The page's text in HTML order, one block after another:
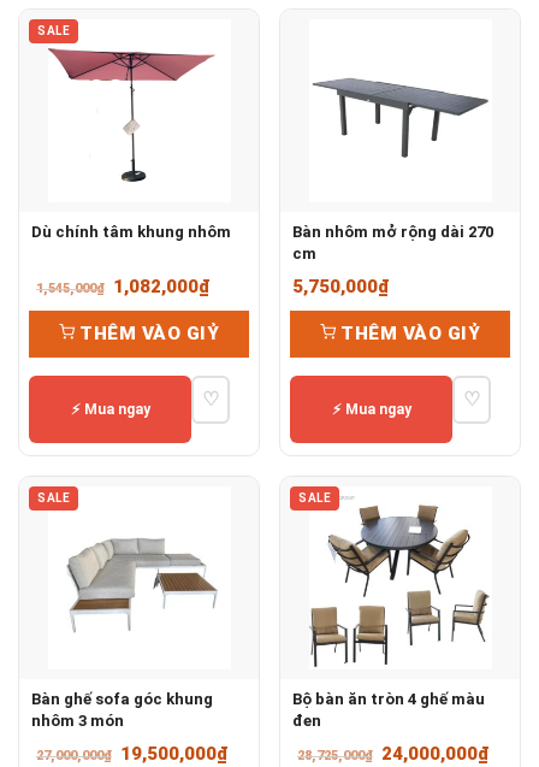
SALE
Dù chính tâm khung nhôm
1,545,000₫
Giá
gốc
là:
1,545,000₫.
1,082,000₫Giá
hiện
tại
là:
1,082,000₫.
THÊM VÀO GIỶ
⚡ Mua ngay ♡
Bàn nhôm mở rộng dài 270
cm
5,750,000₫
THÊM VÀO GIỶ
⚡ Mua ngay ♡
SALE
Bàn ghế sofa góc khung
nhôm 3 món
27,000,000₫
Giá
19,500,000₫Giá
SALE
Bộ bàn ăn tròn 4 ghế màu
đen
28,725,000₫
Giá
24,000,000₫Giá